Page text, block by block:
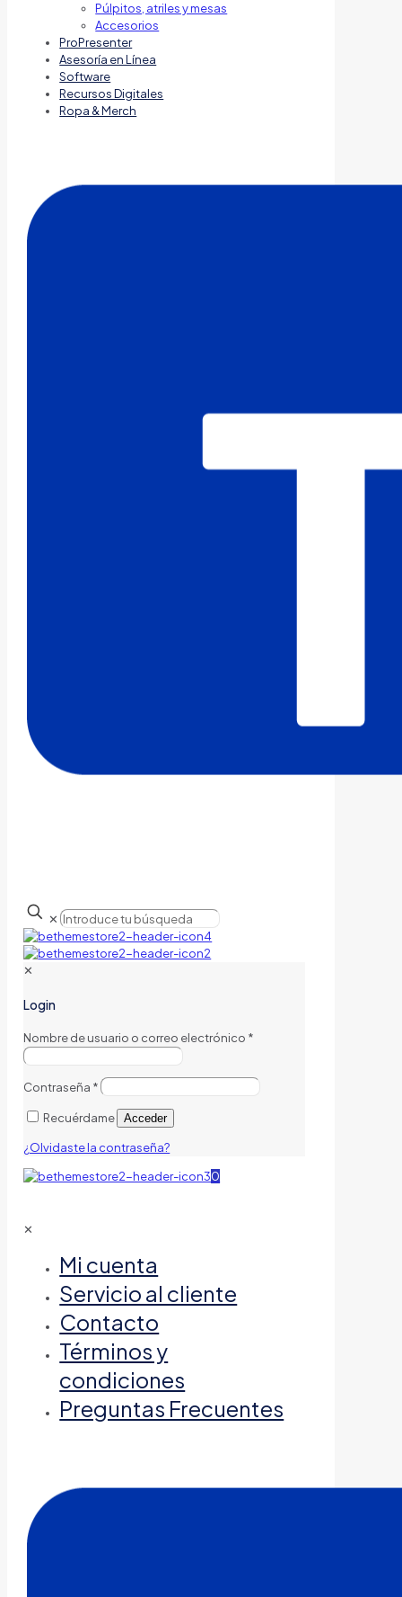
Púlpitos, atriles y mesas
Accesorios
ProPresenter
Asesoría en Línea
Software
Recursos Digitales
Ropa & Merch
✕
✕
Login
Nombre de usuario o correo electrónico *
Contraseña *
Recuérdame Acceder
¿Olvidaste la contraseña?
0
✕
Mi cuenta
Servicio al cliente
Contacto
Términos y
condiciones
Preguntas Frecuentes